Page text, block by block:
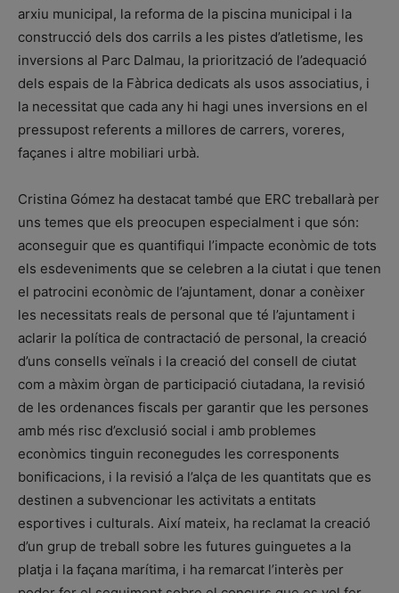
arxiu municipal, la reforma de la piscina municipal i la
construcció dels dos carrils a les pistes d’atletisme, les
inversions al Parc Dalmau, la priorització de l’adequació
dels espais de la Fàbrica dedicats als usos associatius, i
la necessitat que cada any hi hagi unes inversions en el
pressupost referents a millores de carrers, voreres,
façanes i altre mobiliari urbà.
Cristina Gómez ha destacat també que ERC treballarà per
uns temes que els preocupen especialment i que són:
aconseguir que es quantifiqui l’impacte econòmic de tots
els esdeveniments que se celebren a la ciutat i que tenen
el patrocini econòmic de l’ajuntament, donar a conèixer
les necessitats reals de personal que té l’ajuntament i
aclarir la política de contractació de personal, la creació
d’uns consells veïnals i la creació del consell de ciutat
com a màxim òrgan de participació ciutadana, la revisió
de les ordenances fiscals per garantir que les persones
amb més risc d’exclusió social i amb problemes
econòmics tinguin reconegudes les corresponents
bonificacions, i la revisió a l’alça de les quantitats que es
destinen a subvencionar les activitats a entitats
esportives i culturals. Així mateix, ha reclamat la creació
d’un grup de treball sobre les futures guinguetes a la
platja i la façana marítima, i ha remarcat l’interès per